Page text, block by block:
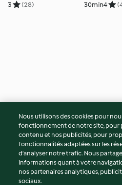
3 (28) 30min4
Polenta crémeuse à la
cannelle, asperges et
bresaola
(14) 40min4
Nous utilisons des cookies pour
fonctionnement de notre site, pour
contenu et nos publicités, pour
fonctionnalités adaptées sur les
d’analyser notre trafic. Nous
informations quant à votre
nos partenaires analytiques,
sociaux.